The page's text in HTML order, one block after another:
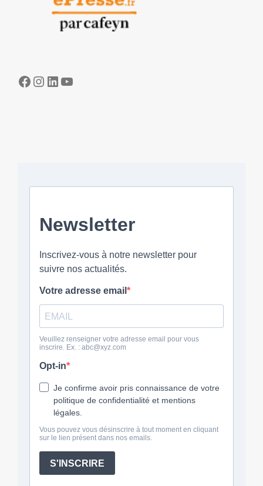
Facebook
Instagram
LinkedIn
YouTube